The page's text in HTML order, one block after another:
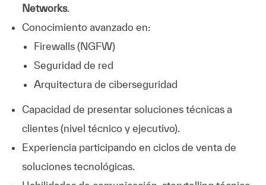
Networks.
Conocimiento avanzado en:
Firewalls (NGFW)
Seguridad de red
Arquitectura de ciberseguridad
Capacidad de presentar soluciones técnicas a
clientes (nivel técnico y ejecutivo).
Experiencia participando en ciclos de venta de
soluciones tecnológicas.